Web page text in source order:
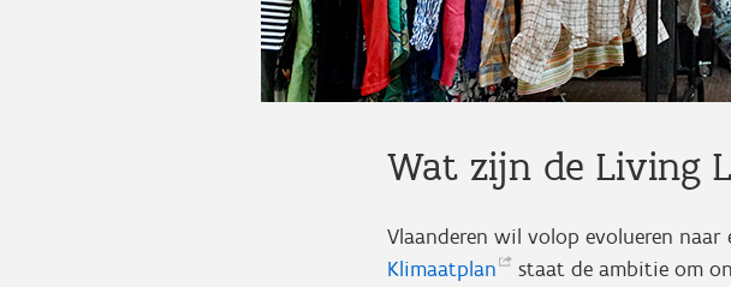
Wat zijn de Living
Vlaanderen wil volop evolueren
Klimaatplan
staat de ambitie om